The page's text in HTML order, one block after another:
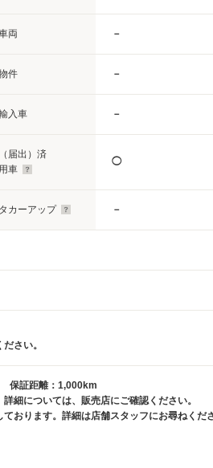
両 －
件 －
入車 －
届出）済
車
◯
カーアップ －
さい。
保証距離：1,000km
細については、販売店にご確認ください。
おります。詳細は店舗スタッフにお尋ねくだ